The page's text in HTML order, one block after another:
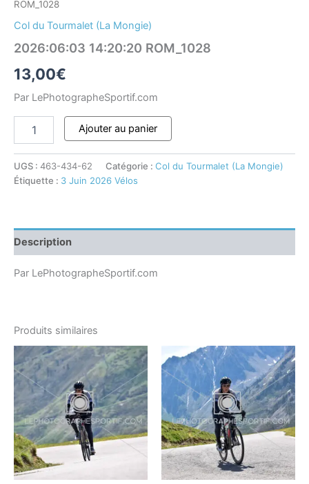
ROM_1028
Col du Tourmalet (La Mongie)
2026:06:03 14:20:20 ROM_1028
13,00€
Par LePhotographeSportif.com
Ajouter au panier
UGS : 463-434-62 Catégorie : Col du Tourmalet (La Mongie)
Étiquette : 3 Juin 2026 Vélos
Description
Par LePhotographeSportif.com
Produits similaires